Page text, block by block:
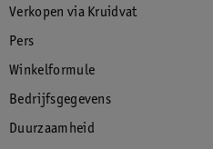
Verkopen via Kruidvat
Pers
Winkelformule
Bedrijfsgegevens
Duurzaamheid